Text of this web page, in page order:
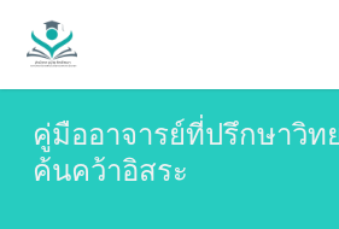
คู่มืออาจารย์ที่ปรึกษาวิท
ค้นคว้าอิสระ